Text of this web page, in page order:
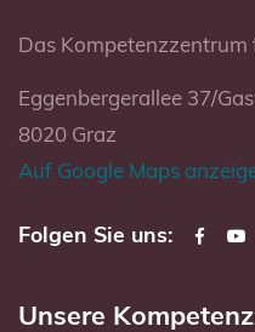
Das Kompetenzzentrum
Eggenbergerallee 37/
8020 Graz
Auf Google Maps
Folgen Sie uns:
Unsere